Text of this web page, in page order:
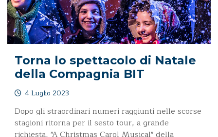
Torna lo spettacolo di Natale
della Compagnia BIT
4 Luglio 2023
Dopo gli straordinari numeri raggiunti nelle scorse
stagioni ritorna per il sesto tour, a grande
richiesta, "A Christmas Carol Musical" della